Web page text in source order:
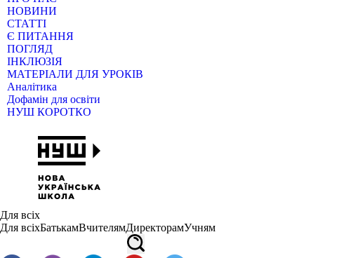
НОВИНИ
СТАТТІ
Є ПИТАННЯ
ПОГЛЯД
ІНКЛЮЗІЯ
МАТЕРІАЛИ ДЛЯ УРОКІВ
Аналітика
Дофамін для освіти
НУШ КОРОТКО
Для всіх
Для всіхБатькамВчителямДиректорамУчням